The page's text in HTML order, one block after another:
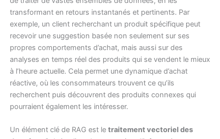
transformant en retours instantanés et pertinents. Par
exemple, un client recherchant un produit spécifique peut
recevoir une suggestion basée non seulement sur ses
propres comportements d’achat, mais aussi sur des
analyses en temps réel des produits qui se vendent le mieux
à l’heure actuelle. Cela permet une dynamique d’achat
réactive, où les consommateurs trouvent ce qu’ils
recherchent puis découvrent des produits connexes qui
pourraient également les intéresser.
Un élément clé de RAG est le traitement vectoriel des